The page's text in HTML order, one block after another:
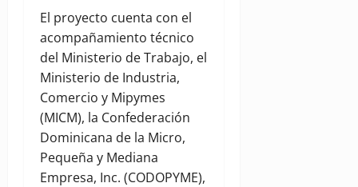
El proyecto cuenta con el
acompañamiento técnico
del Ministerio de Trabajo, el
Ministerio de Industria,
Comercio y Mipymes
(MICM), la Confederación
Dominicana de la Micro,
Pequeña y Mediana
Empresa, Inc. (CODOPYME),